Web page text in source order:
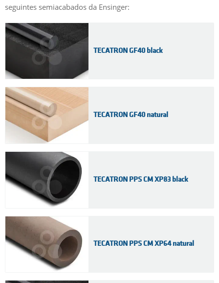
seguintes semiacabados da Ensinger:
TECATRON GF40 black
TECATRON GF40 natural
TECATRON PPS CM XP83 black
TECATRON PPS CM XP64 natural